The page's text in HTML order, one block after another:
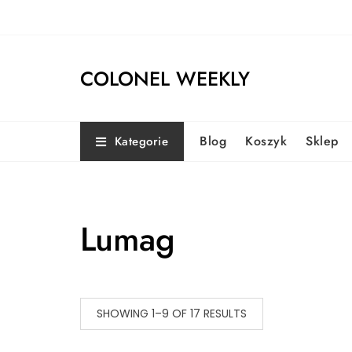
COLONEL WEEKLY
Kategorie Blog Koszyk Sklep
Lumag
SHOWING 1–9 OF 17 RESULTS